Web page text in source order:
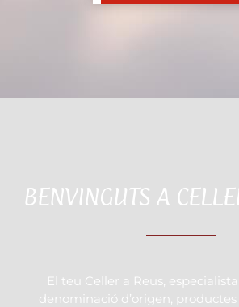
BENVINGUTS A
El teu Celler a Reus,
denominació d’origen,